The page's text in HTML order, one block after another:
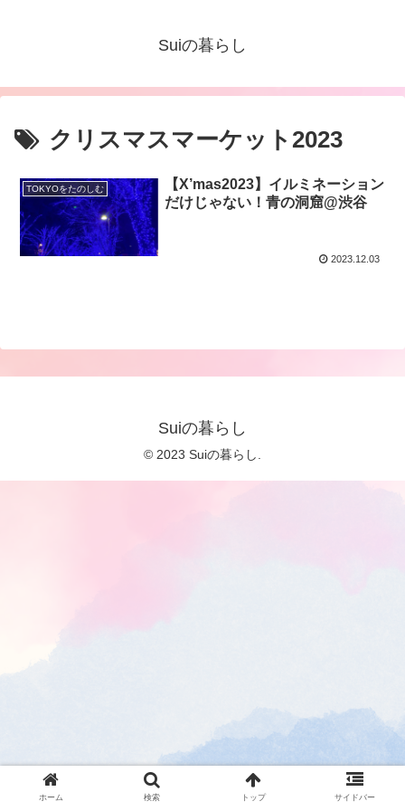
Suiの暮らし
クリスマスマーケット2023
TOKYOをたのしむ
【X’mas2023】イルミネーション
だけじゃない！青の洞窟@渋谷
2023.12.03
Suiの暮らし
© 2023 Suiの暮らし.
ホーム 検索 トップ サイドバー